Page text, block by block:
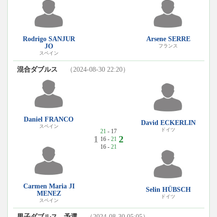
Rodrigo SANJUR
JO
スペイン
Arsene SERRE
フランス
混合ダブルス （2024-08-30 22:20）
Daniel FRANCO
スペイン
Carmen Maria JI
MENEZ
スペイン
1
21 - 17
16 - 21
16 - 21
2
David ECKERLIN
ドイツ
Selin HÜBSCH
ドイツ